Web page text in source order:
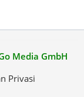
Media GmbH
Privasi